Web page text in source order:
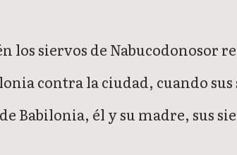
los siervos de Nabucodonosor
contra la ciudad, cuando
Babilonia, él y su madre, sus